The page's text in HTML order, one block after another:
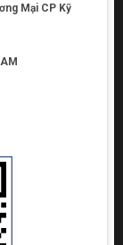
Mại CP Kỹ